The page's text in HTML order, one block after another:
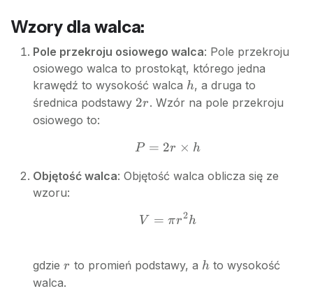
Wzory dla walca:
Pole przekroju osiowego walca: Pole przekroju
osiowego walca to prostokąt, którego jedna
krawędź to wysokość walca h
h, a druga to
średnica podstawy 2r
2r. Wzór na pole przekroju
osiowego to:
P =
\times
P = 2r × h
Objętość walca: Objętość walca oblicza się ze
wzoru:
V
r^2
V = πr2h
gdzie r
r to promień podstawy, a h
hto wysokość
walca.